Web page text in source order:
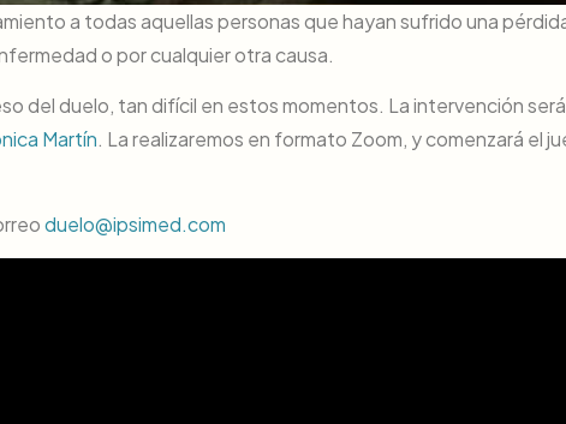
a todas aquellas personas que hayan sufrido una
o por cualquier otra causa.
del duelo, tan difícil en estos momentos. La intervención
Martín. La realizaremos en formato Zoom, y comenzará el
duelo@ipsimed.com